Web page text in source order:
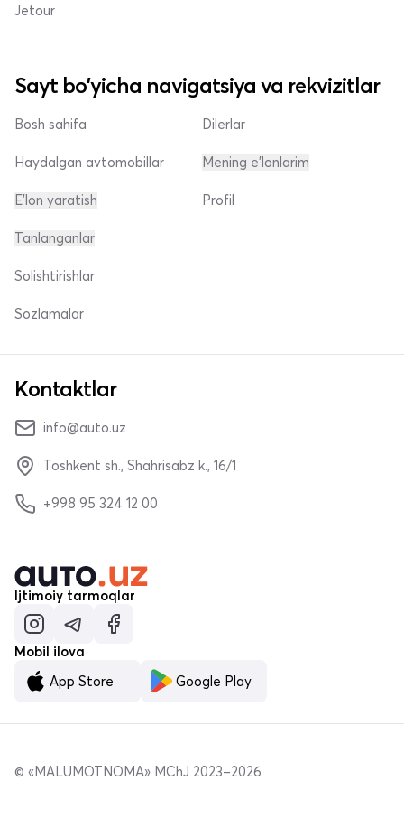
Jetour
Sayt bo'yicha navigatsiya va rekvizitlar
Bosh sahifa
Haydalgan avtomobillar
E'lon yaratish
Dilerlar
Mening e'lonlarim
Profil
Tanlanganlar
Solishtirishlar
Sozlamalar
Kontaktlar
info@auto.uz
Toshkent sh., Shahrisabz k., 16/1
+998 95 324 12 00
Ijtimoiy tarmoqlar
Mobil ilova
App Store
Google Play
© «MALUMOTNOMA» MChJ 2023–2026